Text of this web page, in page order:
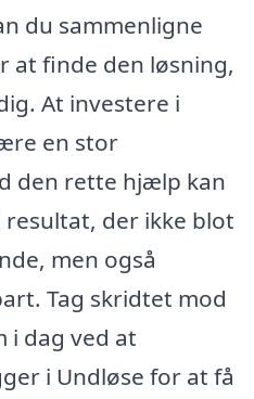
du sammenligne
at finde den løsning,
At investere i
en stor
den rette hjælp kan
der ikke blot
men også
Tag skridtet mod
i dag ved at
i Undløse for at få